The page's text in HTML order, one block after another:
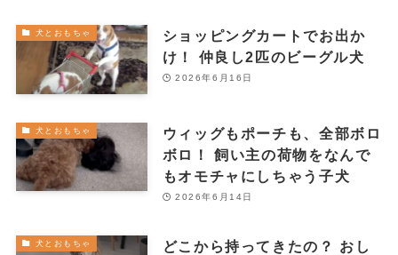
犬とおもちゃ
ショッピングカートでお出か
け！ 仲良し2匹のビーグル犬
2026年6月16日
犬とおもちゃ
ウィッグもポーチも、全部ボロ
ボロ！ 飼い主の荷物をなんで
もオモチャにしちゃう子犬
2026年6月14日
犬とおもちゃ
どこから持ってきたの？ おし